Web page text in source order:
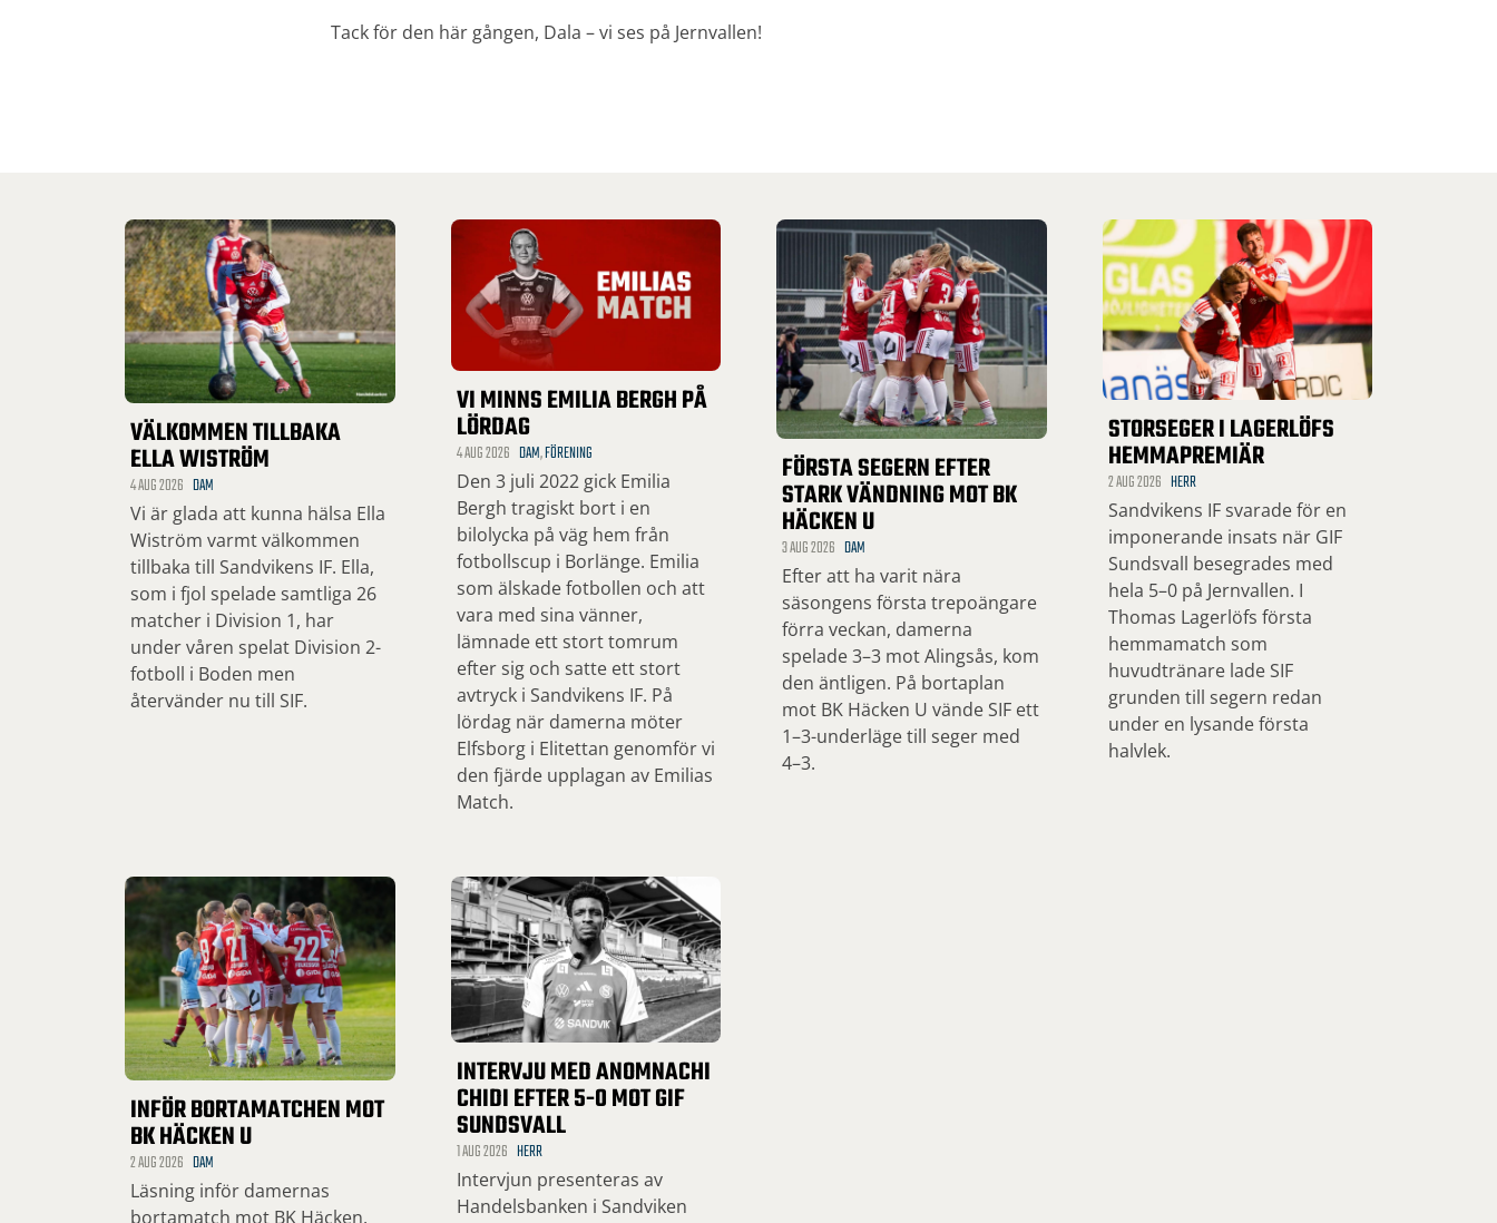
Tack för den här gången, Dala – vi ses på Jernvallen!
VÄLKOMMEN TILLBAKA
ELLA WISTRÖM
4 AUG 2026 DAM
Vi är glada att kunna hälsa Ella
Wiström varmt välkommen
tillbaka till Sandvikens IF. Ella,
som i fjol spelade samtliga 26
matcher i Division 1, har
under våren spelat Division 2-
fotboll i Boden men
återvänder nu till SIF.
VI MINNS EMILIA BERGH PÅ
LÖRDAG
4 AUG 2026 DAM,FÖRENING
Den 3 juli 2022 gick Emilia
Bergh tragiskt bort i en
bilolycka på väg hem från
fotbollscup i Borlänge. Emilia
som älskade fotbollen och att
vara med sina vänner,
lämnade ett stort tomrum
efter sig och satte ett stort
avtryck i Sandvikens IF. På
lördag när damerna möter
Elfsborg i Elitettan genomför vi
den fjärde upplagan av Emilias
Match.
FÖRSTA SEGERN EFTER
STARK VÄNDNING MOT BK
HÄCKEN U
3 AUG 2026 DAM
Efter att ha varit nära
säsongens första trepoängare
förra veckan, damerna
spelade 3–3 mot Alingsås, kom
den äntligen. På bortaplan
mot BK Häcken U vände SIF ett
1–3-underläge till seger med
4–3.
STORSEGER I LAGERLÖFS
HEMMAPREMIÄR
2 AUG 2026 HERR
Sandvikens IF svarade för en
imponerande insats när GIF
Sundsvall besegrades med
hela 5–0 på Jernvallen. I
Thomas Lagerlöfs första
hemmamatch som
huvudtränare lade SIF
grunden till segern redan
under en lysande första
halvlek.
INFÖR BORTAMATCHEN MOT
BK HÄCKEN U
2 AUG 2026 DAM
Läsning inför damernas
bortamatch mot BK Häcken.
INTERVJU MED ANOMNACHI
CHIDI EFTER 5-0 MOT GIF
SUNDSVALL
1 AUG 2026 HERR
Intervjun presenteras av
Handelsbanken i Sandviken